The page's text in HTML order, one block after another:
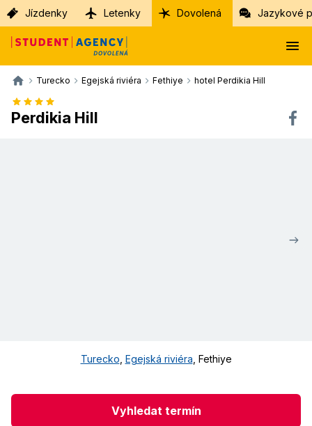
Jízdenky Letenky Dovolená Jazykové
Turecko Egejská riviéra Fethiye hotel Perdikia Hill
Perdikia Hill
Turecko Egejská riviéra Fethiye
Vyhledat termín